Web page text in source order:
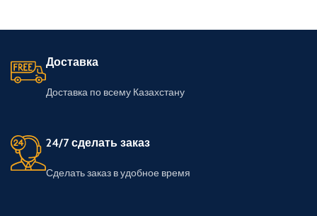
Доставка
Доставка по всему Казахстану
24/7 сделать заказ
Сделать заказ в удобное время